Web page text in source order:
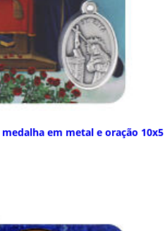
em metal e oração